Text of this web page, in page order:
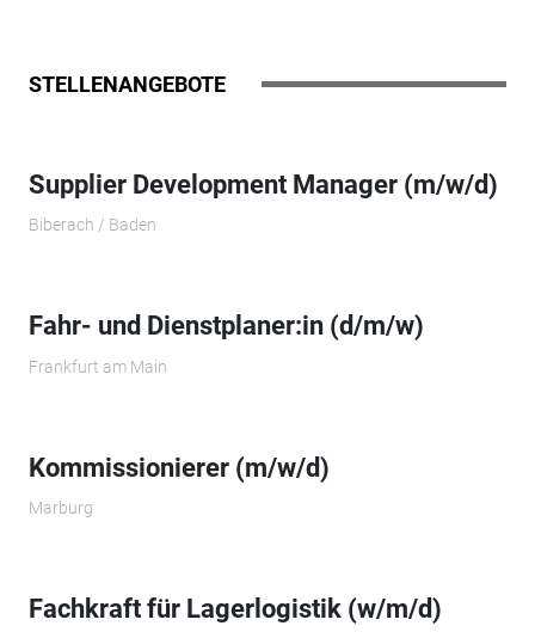
STELLENANGEBOTE
Supplier Development Manager (m/w/d)
Biberach / Baden
Fahr- und Dienstplaner:in (d/m/w)
Frankfurt am Main
Kommissionierer (m/w/d)
Marburg
Fachkraft für Lagerlogistik (w/m/d)